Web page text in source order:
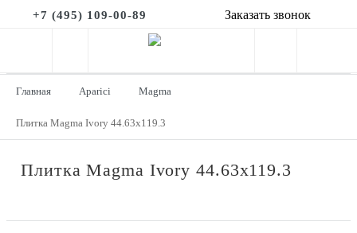
+7 (495) 109-00-89 Заказать звонок
Главная Aparici Magma
Плитка Magma Ivory 44.63x119.3
Плитка Magma Ivory 44.63x119.3